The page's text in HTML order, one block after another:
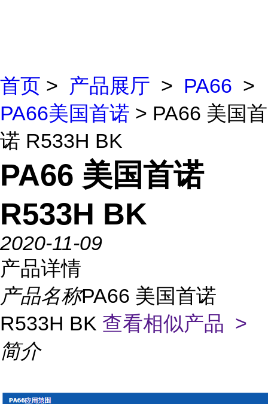
首页 > 产品展厅 > PA66 >
PA66美国首诺 > PA66 美国首
诺 R533H BK
PA66 美国首诺
R533H BK
2020-11-09
产品详情
产品名称PA66 美国首诺
R533H BK 查看相似产品 >
简介